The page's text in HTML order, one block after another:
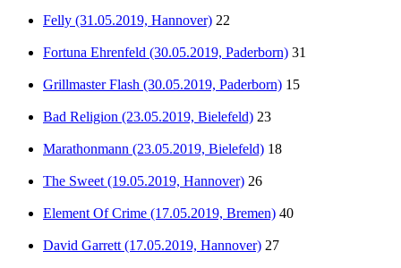
Felly (31.05.2019, Hannover) 22
Fortuna Ehrenfeld (30.05.2019, Paderborn) 31
Grillmaster Flash (30.05.2019, Paderborn) 15
Bad Religion (23.05.2019, Bielefeld) 23
Marathonmann (23.05.2019, Bielefeld) 18
The Sweet (19.05.2019, Hannover) 26
Element Of Crime (17.05.2019, Bremen) 40
David Garrett (17.05.2019, Hannover) 27